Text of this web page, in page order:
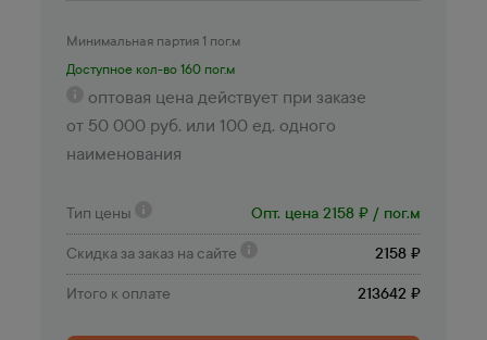
Минимальная партия 1 пог.м
Доступное кол-во 160 пог.м
оптовая цена действует при заказе
от 50 000 руб. или 100 ед. одного
наименования
Тип цены Опт. цена 2158 ₽ / пог.м
Скидка за заказ на сайте 2158 ₽
Итого к оплате 213642 ₽